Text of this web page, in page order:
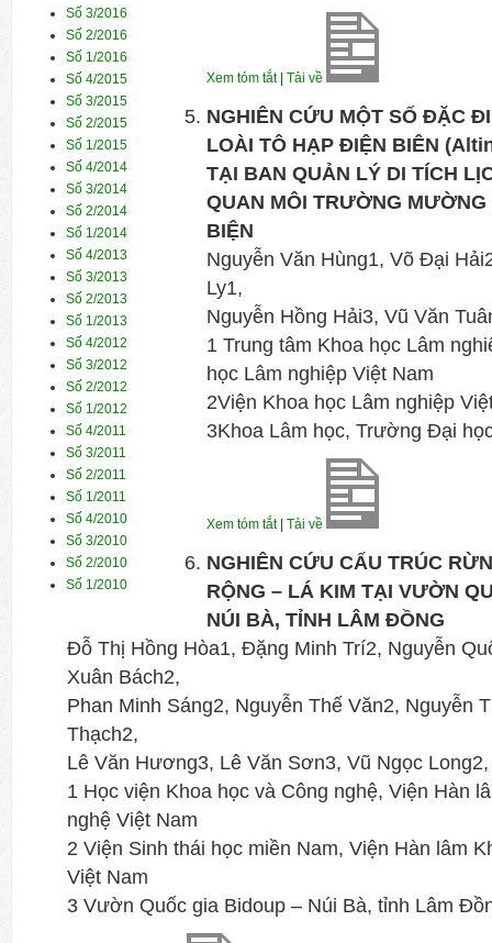
Số 3/2016
Số 2/2016
Số 1/2016
Số 4/2015
Số 3/2015
Số 2/2015
Số 1/2015
Số 4/2014
Số 3/2014
Số 2/2014
Số 1/2014
Số 4/2013
Số 3/2013
Số 2/2013
Số 1/2013
Số 4/2012
Số 3/2012
Số 2/2012
Số 1/2012
Số 4/2011
Số 3/2011
Số 2/2011
Số 1/2011
Số 4/2010
Số 3/2010
Số 2/2010
Số 1/2010
Xem tóm tắt| Tải về
NGHIÊN CỨU MỘT SỐ ĐẶC
LOÀI TÔ HẠP ĐIỆN BIÊN
TẠI BAN QUẢN LÝ DI TÍCH
QUAN MÔI TRƯỜNG
BIỆN
Nguyễn Văn Hùng1, Võ Đại
Ly1,
Nguyễn Hồng Hải3, Vũ Văn
1 Trung tâm Khoa học Lâm
học Lâm nghiệp Việt Nam
2Viện Khoa học Lâm nghiệp
3Khoa Lâm học, Trường Đại
Xem tóm tắt| Tải về
NGHIÊN CỨU CẤU TRÚC
RỘNG – LÁ KIM TẠI VƯỜN
NÚI BÀ, TỈNH LÂM ĐỒNG
Đỗ Thị Hồng Hòa1, Đặng Minh Trí2, Nguyễn
Xuân Bách2,
Phan Minh Sáng2, Nguyễn Thế Văn2, Nguyễn
Thạch2,
Lê Văn Hương3, Lê Văn Sơn3, Vũ Ngọc
1 Học viện Khoa học và Công nghệ, Viện Hàn
nghệ Việt Nam
2 Viện Sinh thái học miền Nam, Viện Hàn lâm
Việt Nam
3 Vườn Quốc gia Bidoup – Núi Bà, tỉnh Lâm